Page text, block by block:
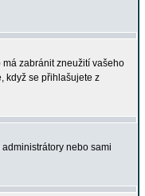
zabránit zneužití vašeho
když se přihlašujete z
nebo sami